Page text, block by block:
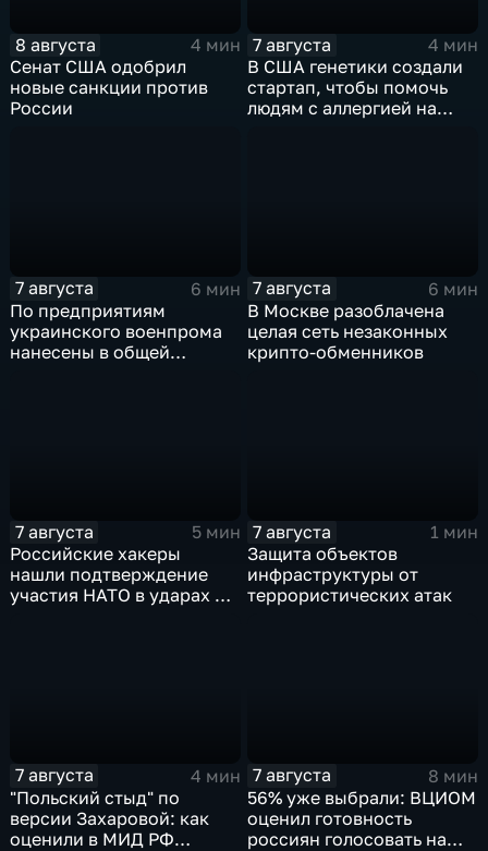
8 августа
4 мин
Сенат США одобрил
новые санкции против
России
7 августа
4 мин
В США генетики создали
стартап, чтобы помочь
людям с аллергией на
7 августа
6 мин
По предприятиям
украинского военпрома
нанесены в общей
7 августа
6 мин
В Москве разоблачена
целая сеть незаконных
крипто-обменников
7 августа
5 мин
Российские хакеры
нашли подтверждение
участия НАТО в ударах по
7 августа
1 мин
Защита объектов
инфраструктуры от
террористических атак
7 августа
4 мин
"Польский стыд" по
версии Захаровой: как
оценили в МИД РФ
7 августа
8 мин
56% уже выбрали: ВЦИОМ
оценил готовность
россиян голосовать на